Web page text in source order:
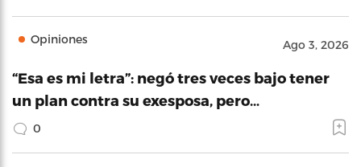
Opiniones Ago 3, 2026
“Esa es mi letra”: negó tres veces bajo tener
un plan contra su exesposa, pero…
0